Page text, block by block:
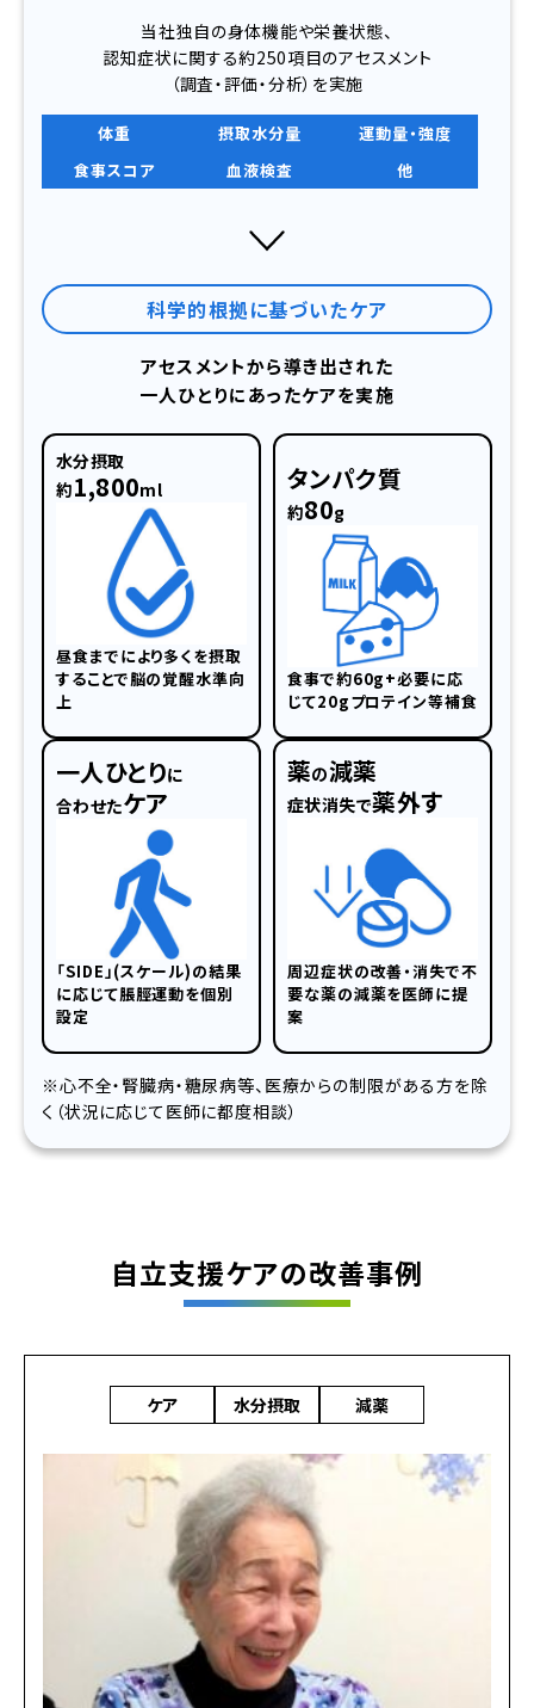
当社独自の身体機能や栄養状態、
認知症状に関する約250項目のアセスメント
（調査・評価・分析）を実施
体重 摂取水分量
運動量・強度
食事スコア
血液検査 他
科学的根拠に基づいたケア
アセスメントから導き出された
一人ひとりにあったケアを実施
水分摂取
約1,800ml
昼食までにより多くを摂取
することで脳の覚醒水準向
上
タンパク質
約80g
食事で約60g+必要に応
じて20gプロテイン等補食
一人ひとりに
合わせたケア
「SIDE」(スケール)の結果
に応じて脹脛運動を個別
設定
薬の減薬
症状消失で薬外す
周辺症状の改善・消失で不
要な薬の減薬を医師に提
案
※心不全・腎臓病・糖尿病等、医療からの制限がある方を除
く（状況に応じて医師に都度相談）
自立支援ケアの改善事例
ケア 水分摂取 減薬